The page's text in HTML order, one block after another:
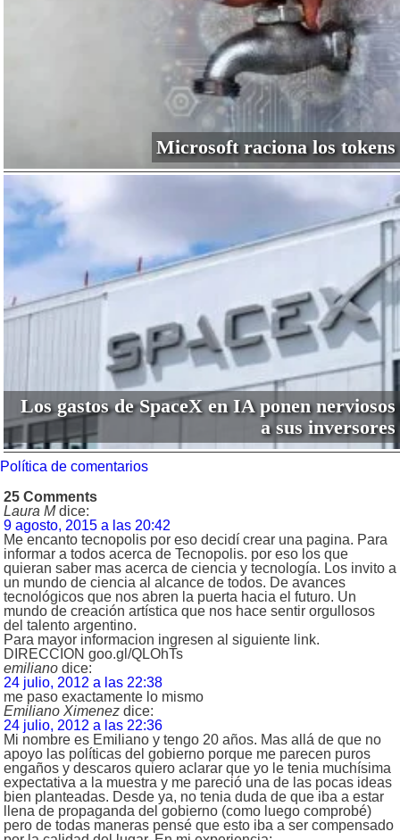
Microsoft raciona los tokens
Los gastos de SpaceX en IA ponen nerviosos
a sus inversores
Política de comentarios
25 Comments
Laura M dice:
9 agosto, 2015 a las 20:42
Me encanto tecnopolis por eso decidí crear una pagina. Para
informar a todos acerca de Tecnopolis. por eso los que
quieran saber mas acerca de ciencia y tecnología. Los invito a
un mundo de ciencia al alcance de todos. De avances
tecnológicos que nos abren la puerta hacia el futuro. Un
mundo de creación artística que nos hace sentir orgullosos
del talento argentino.
Para mayor informacion ingresen al siguiente link.
DIRECCION goo.gl/QLOhTs
emiliano dice:
24 julio, 2012 a las 22:38
me paso exactamente lo mismo
Emiliano Ximenez dice:
24 julio, 2012 a las 22:36
Mi nombre es Emiliano y tengo 20 años. Mas allá de que no
apoyo las políticas del gobierno porque me parecen puros
engaños y descaros quiero aclarar que yo le tenia muchísima
expectativa a la muestra y me pareció una de las pocas ideas
bien planteadas. Desde ya, no tenia duda de que iba a estar
llena de propaganda del gobierno (como luego comprobé)
pero de todas maneras pensé que esto iba a ser compensado